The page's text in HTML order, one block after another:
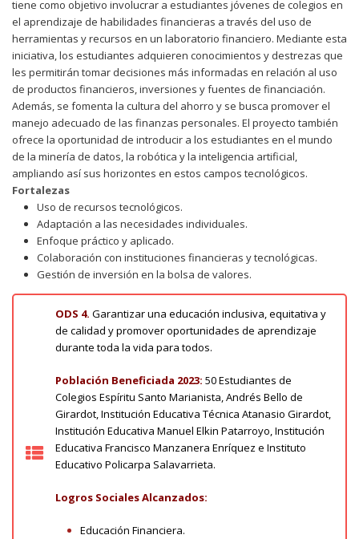
tiene como objetivo involucrar a estudiantes jóvenes de colegios en
el aprendizaje de habilidades financieras a través del uso de
herramientas y recursos en un laboratorio financiero. Mediante esta
iniciativa, los estudiantes adquieren conocimientos y destrezas que
les permitirán tomar decisiones más informadas en relación al uso
de productos financieros, inversiones y fuentes de financiación.
Además, se fomenta la cultura del ahorro y se busca promover el
manejo adecuado de las finanzas personales. El proyecto también
ofrece la oportunidad de introducir a los estudiantes en el mundo
de la minería de datos, la robótica y la inteligencia artificial,
ampliando así sus horizontes en estos campos tecnológicos.
Fortalezas
Uso de recursos tecnológicos.
Adaptación a las necesidades individuales.
Enfoque práctico y aplicado.
Colaboración con instituciones financieras y tecnológicas.
Gestión de inversión en la bolsa de valores.
ODS 4. Garantizar una educación inclusiva, equitativa y
de calidad y promover oportunidades de aprendizaje
durante toda la vida para todos.
Población Beneficiada 2023: 50 Estudiantes de
Colegios Espíritu Santo Marianista, Andrés Bello de
Girardot, Institución Educativa Técnica Atanasio Girardot,
Institución Educativa Manuel Elkin Patarroyo, Institución
Educativa Francisco Manzanera Enríquez e Instituto
Educativo Policarpa Salavarrieta.
Logros Sociales Alcanzados:
Educación Financiera.